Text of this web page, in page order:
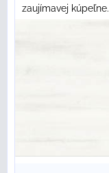
zaujímavej kúpeľne.